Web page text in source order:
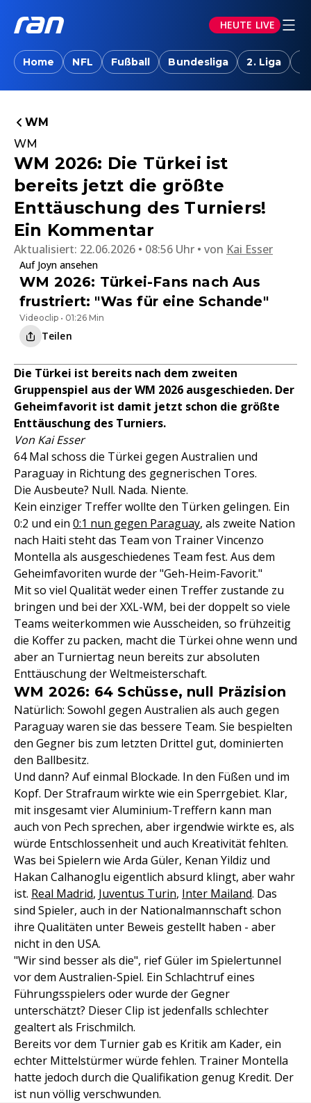
HEUTE LIVE
Home NFL Fußball Bundesliga 2. Liga
WM
WM
WM 2026: Die Türkei ist
bereits jetzt die größte
Enttäuschung des Turniers!
Ein Kommentar
Aktualisiert: 22.06.2026 • 08:56 Uhr von Kai Esser
Auf Joyn ansehen
WM 2026: Türkei-Fans nach Aus
frustriert: "Was für eine Schande"
Videoclip • 01:26 Min
Teilen
Die Türkei ist bereits nach dem zweiten
Gruppenspiel aus der WM 2026 ausgeschieden. Der
Geheimfavorit ist damit jetzt schon die größte
Enttäuschung des Turniers.
Von Kai Esser
64 Mal schoss die Türkei gegen Australien und
Paraguay in Richtung des gegnerischen Tores.
Die Ausbeute? Null. Nada. Niente.
Kein einziger Treffer wollte den Türken gelingen. Ein
0:2 und ein 0:1 nun gegen Paraguay, als zweite Nation
nach Haiti steht das Team von Trainer Vincenzo
Montella als ausgeschiedenes Team fest. Aus dem
Geheimfavoriten wurde der "Geh-Heim-Favorit."
Mit so viel Qualität weder einen Treffer zustande zu
bringen und bei der XXL-WM, bei der doppelt so viele
Teams weiterkommen wie Ausscheiden, so frühzeitig
die Koffer zu packen, macht die Türkei ohne wenn und
aber an Turniertag neun bereits zur absoluten
Enttäuschung der Weltmeisterschaft.
WM 2026: 64 Schüsse, null Präzision
Natürlich: Sowohl gegen Australien als auch gegen
Paraguay waren sie das bessere Team. Sie bespielten
den Gegner bis zum letzten Drittel gut, dominierten
den Ballbesitz.
Und dann? Auf einmal Blockade. In den Füßen und im
Kopf. Der Strafraum wirkte wie ein Sperrgebiet. Klar,
mit insgesamt vier Aluminium-Treffern kann man
auch von Pech sprechen, aber irgendwie wirkte es, als
würde Entschlossenheit und auch Kreativität fehlten.
Was bei Spielern wie Arda Güler, Kenan Yildiz und
Hakan Calhanoglu eigentlich absurd klingt, aber wahr
ist. Real Madrid, Juventus Turin, Inter Mailand. Das
sind Spieler, auch in der Nationalmannschaft schon
ihre Qualitäten unter Beweis gestellt haben - aber
nicht in den USA.
"Wir sind besser als die", rief Güler im Spielertunnel
vor dem Australien-Spiel. Ein Schlachtruf eines
Führungsspielers oder wurde der Gegner
unterschätzt? Dieser Clip ist jedenfalls schlechter
gealtert als Frischmilch.
Bereits vor dem Turnier gab es Kritik am Kader, ein
echter Mittelstürmer würde fehlen. Trainer Montella
hatte jedoch durch die Qualifikation genug Kredit. Der
ist nun völlig verschwunden.